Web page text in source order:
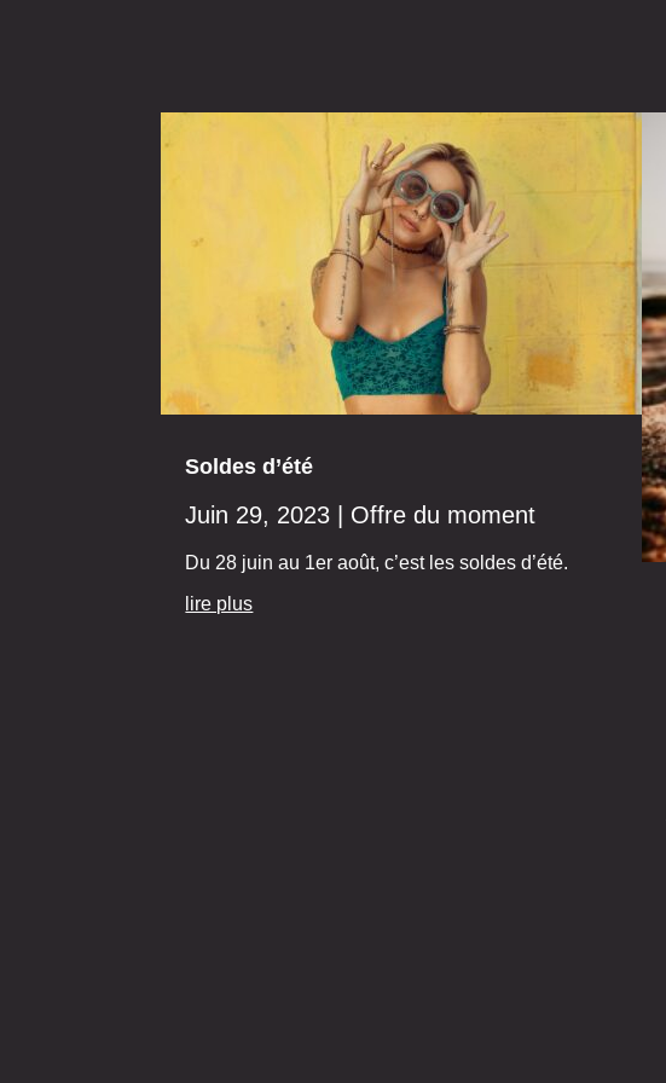
Soldes d’été
Juin 29, 2023 Offre du moment
Du 28 juin au 1er août, c’est les soldes d’été.
lire plus